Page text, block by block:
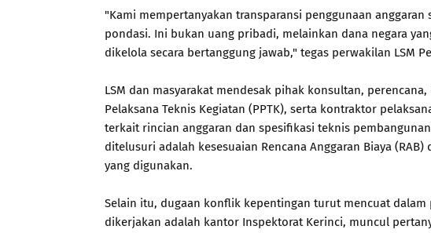
"Kami mempertanyakan transparansi penggunaan
pondasi. Ini bukan uang pribadi, melainkan dana negara
dikelola secara bertanggung jawab," tegas perwakilan LSM
LSM dan masyarakat mendesak pihak konsultan,
Pelaksana Teknis Kegiatan (PPTK), serta kontraktor
terkait rincian anggaran dan spesifikasi teknis
ditelusuri adalah kesesuaian Rencana Anggaran Biaya
yang digunakan.
Selain itu, dugaan konflik kepentingan turut mencuat
dikerjakan adalah kantor Inspektorat Kerinci, muncul